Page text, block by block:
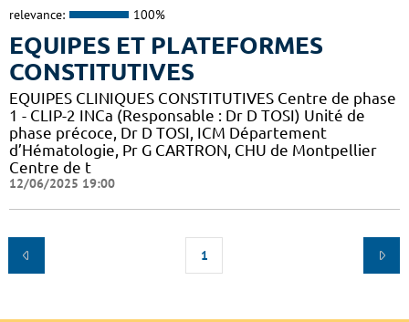
relevance: 100%
EQUIPES ET PLATEFORMES
CONSTITUTIVES
EQUIPES CLINIQUES CONSTITUTIVES Centre de phase
1 - CLIP-2 INCa (Responsable : Dr D TOSI) Unité de
phase précoce, Dr D TOSI, ICM Département
d’Hématologie, Pr G CARTRON, CHU de Montpellier
Centre de t
12/06/2025 19:00
1